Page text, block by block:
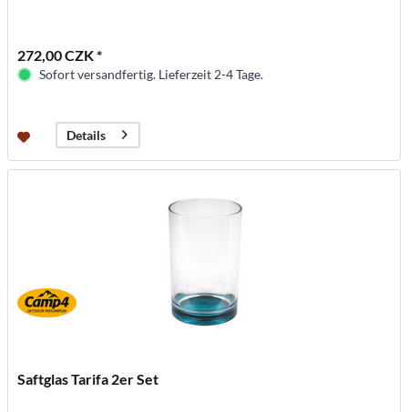
272,00 CZK *
Sofort versandfertig. Lieferzeit 2-4 Tage.
Details
Saftglas Tarifa 2er Set